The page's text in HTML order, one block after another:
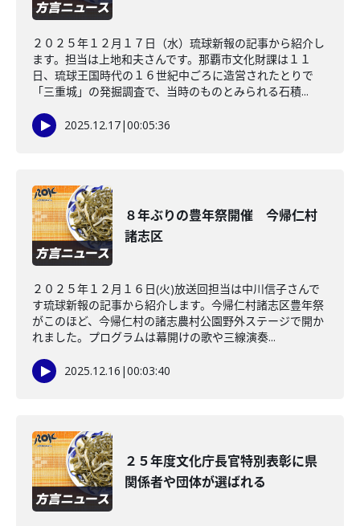
２０２５年１２月１７日（水）琉球新報の記事から紹介し
ます。担当は上地和夫さんです。那覇市文化財課は１１
日、琉球王国時代の１６世紀中ごろに造営されたとりで
「三重城」の発掘調査で、当時のものとみられる石積...
2025.12.17|00:05:36
８年ぶりの豊年祭開催 今帰仁村
諸志区
２０２５年１２月１６日(火)放送回担当は中川信子さんで
す琉球新報の記事から紹介します。今帰仁村諸志区豊年祭
がこのほど、今帰仁村の諸志農村公園野外ステージで開か
れました。プログラムは幕開けの歌や三線演奏...
2025.12.16 |00:03:40
２５年度文化庁長官特別表彰に県
関係者や団体が選ばれる